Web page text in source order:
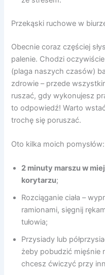
Przekąski ruchowe w
Obecnie coraz częściej
palenie. Chodzi
(plaga naszych czasów)
zdrowie – przede
ruszać, gdy wykonujesz
to odpowiedź! Warto
trochę się poruszać.
Oto kilka moich pomysłów:
2 minuty marszu w
korytarzu;
Rozciąganie ciała –
ramionami, sięgnij
tułowia;
Przysiady lub
żeby pobudzić mięśnie
chcesz ćwiczyć przy